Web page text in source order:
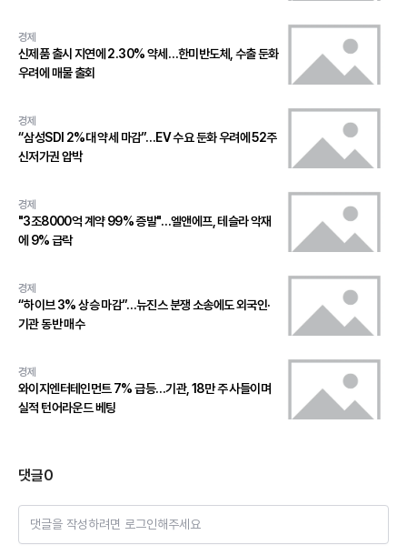
경제
신제품 출시 지연에 2.30% 약세…한미반도체, 수출 둔화
우려에 매물 출회
경제
“삼성SDI 2%대 약세 마감”…EV 수요 둔화 우려에 52주
신저가권 압박
경제
"3조8000억 계약 99% 증발"…엘앤에프, 테슬라 악재
에 9% 급락
경제
“하이브 3% 상승 마감”…뉴진스 분쟁 소송에도 외국인·
기관 동반 매수
경제
와이지엔터테인먼트 7% 급등…기관, 18만 주 사들이며
실적 턴어라운드 베팅
댓글0
댓글을 작성하려면 로그인해주세요